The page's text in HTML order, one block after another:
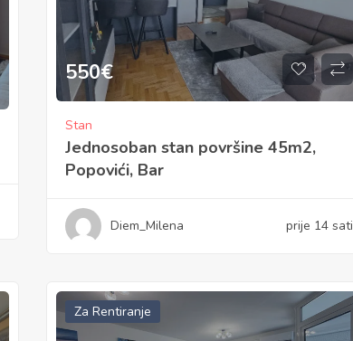
550€
Stan
Jednosoban stan površine 45m2,
Popovići, Bar
Diem_Milena prije 14 sati
Za Rentiranje